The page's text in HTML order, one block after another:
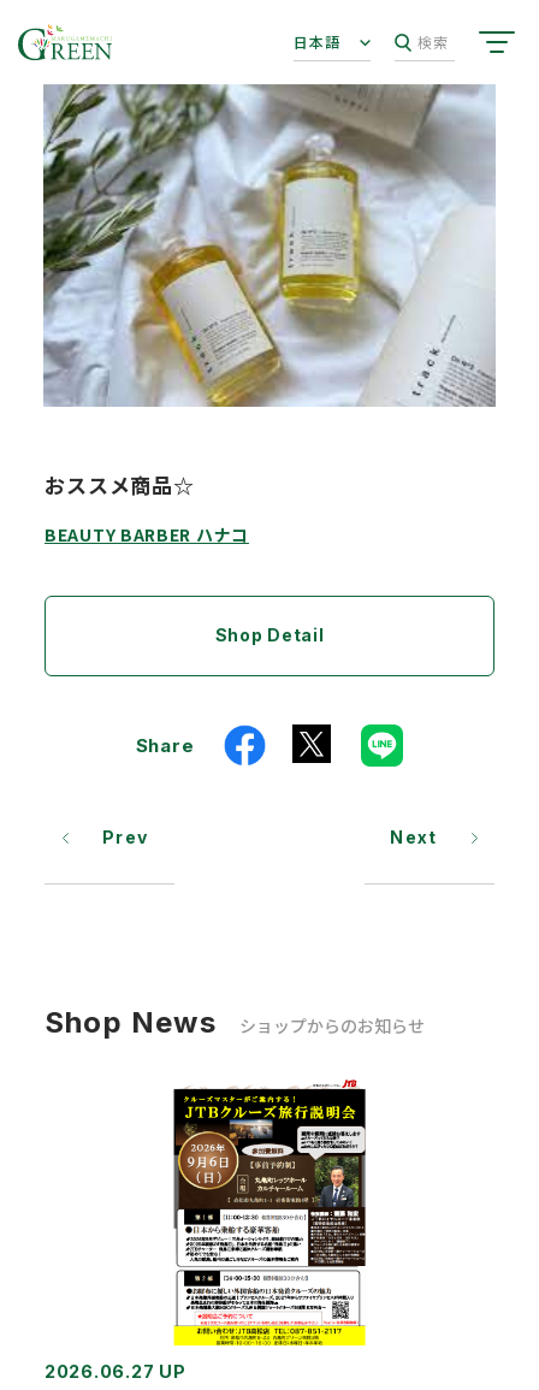
日本語 検索
おススメ商品☆
BEAUTY BARBER ハナコ
Shop Detail
Share
Prev Next
Shop News ショップからのお知らせ
2026.06.27 UP